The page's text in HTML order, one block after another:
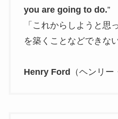
you are going to do.”
「これからしようと思
を築くことなどできない
Henry Ford （ヘンリー